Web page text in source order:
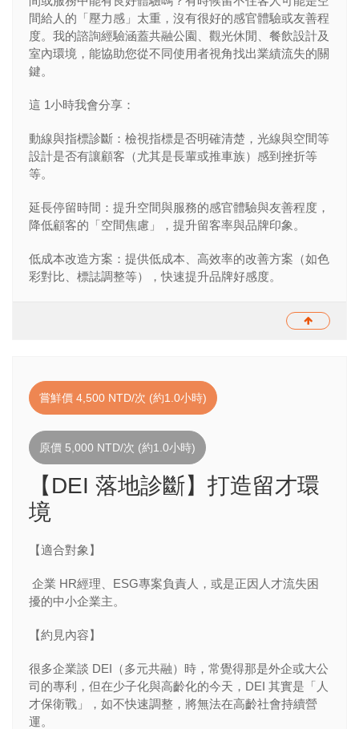
間給人的「壓力感」太重，沒有很好的感官體驗或友善程
度。我的諮詢經驗涵蓋共融公園、觀光休閒、餐飲設計及
室內環境，能協助您從不同使用者視角找出業績流失的關
鍵。
這 1小時我會分享：
動線與指標診斷：檢視指標是否明確清楚，光線與空間等
設計是否有讓顧客（尤其是長輩或推車族）感到挫折等
等。
延長停留時間：提升空間與服務的感官體驗與友善程度，
降低顧客的「空間焦慮」，提升留客率與品牌印象。
低成本改造方案：提供低成本、高效率的改善方案（如色
彩對比、標誌調整等），快速提升品牌好感度。
嘗鮮價 4,500 NTD/次 (約1.0小時)
原價 5,000 NTD/次 (約1.0小時)
【DEI 落地診斷】打造留才環
境
【適合對象】
企業 HR經理、ESG專案負責人，或是正因人才流失困
擾的中小企業主。
【約見內容】
很多企業談 DEI（多元共融）時，常覺得那是外企或大公
司的專利，但在少子化與高齡化的今天，DEI 其實是「人
才保衛戰」，如不快速調整，將無法在高齡社會持續營
運。